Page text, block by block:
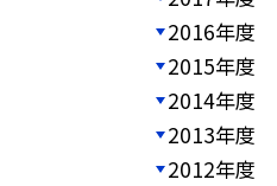
2016年度
2015年度
2014年度
2013年度
2012年度